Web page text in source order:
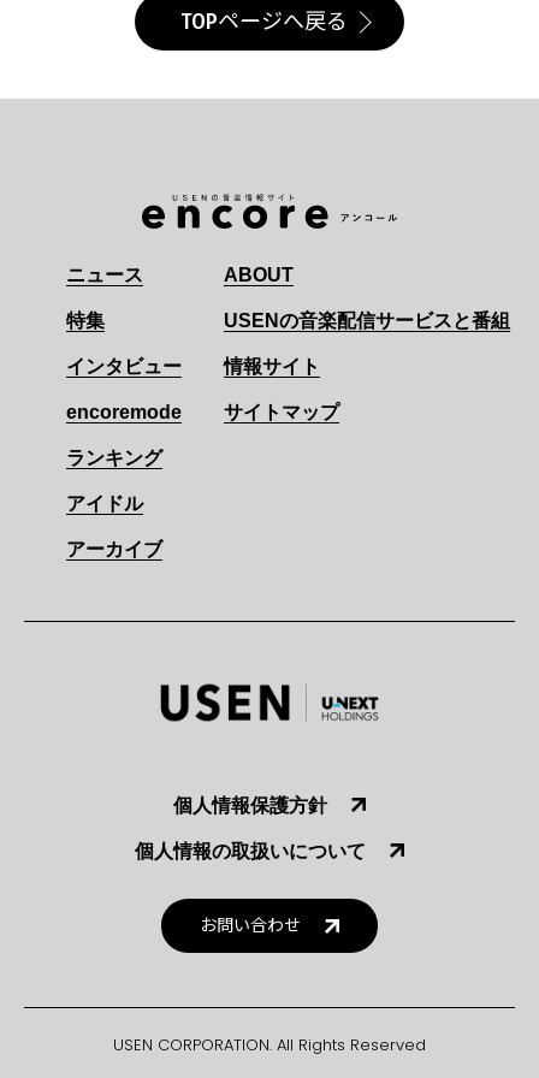
TOPページへ戻る
ニュース
特集
インタビュー
encoremode
ランキング
アイドル
アーカイブ
ABOUT
USENの音楽配信サービスと番組
情報サイト
サイトマップ
個人情報保護方針
個人情報の取扱いについて
お問い合わせ
USEN CORPORATION. All Rights Reserved